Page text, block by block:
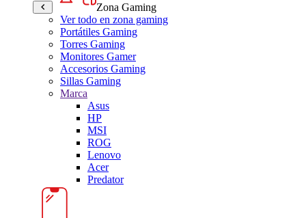
Zona Gaming
Ver todo en zona gaming
Portátiles Gaming
Torres Gaming
Monitores Gamer
Accesorios Gaming
Sillas Gaming
Marca
Asus
HP
MSI
ROG
Lenovo
Acer
Predator